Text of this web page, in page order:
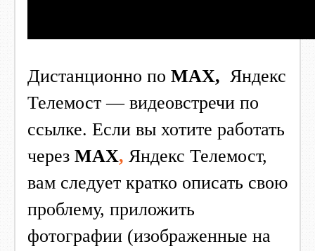
Дистанционно по МАХ, Яндекс
Телемост — видеовстречи по
ссылке. Если вы хотите работать
через МАХ, Яндекс Телемост,
вам следует кратко описать свою
проблему, приложить
фотографии (изображенные на